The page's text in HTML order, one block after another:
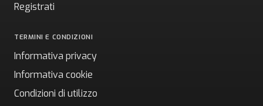
Registrati
TERMINI E CONDIZIONI
Informativa privacy
Informativa cookie
Condizioni di utilizzo